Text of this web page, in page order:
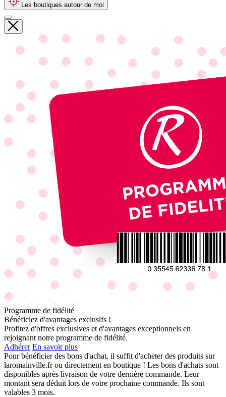
Les boutiques autour de moi
Programme de fidélité
Bénéficiez d'avantages exclusifs !
Profitez d'offres exclusives et d'avantages exceptionnels en
rejoignant notre programme de fidélité.
Adhérer En savoir plus
Pour bénéficier des bons d'achat, il suffit d'acheter des produits sur
laromainville.fr ou directement en boutique ! Les bons d'achats sont
disponibles après livraison de votre dernière commande. Leur
montant sera déduit lors de votre prochaine commande. Ils sont
valables 3 mois.